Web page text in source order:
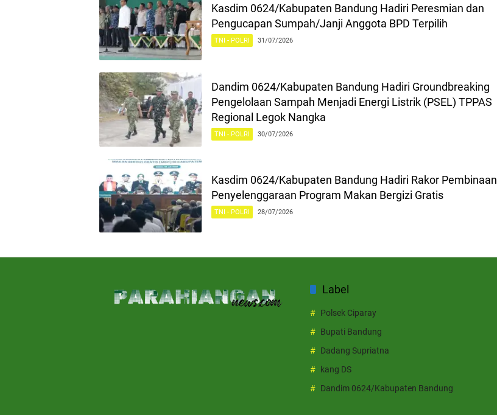
Kasdim 0624/Kabupaten Bandung Hadiri Peresmian dan
Pengucapan Sumpah/Janji Anggota BPD Terpilih
TNI - POLRI 31/07/2026
Dandim 0624/Kabupaten Bandung Hadiri Groundbreaking
Pengelolaan Sampah Menjadi Energi Listrik (PSEL) TPPAS
Regional Legok Nangka
TNI - POLRI 30/07/2026
Kasdim 0624/Kabupaten Bandung Hadiri Rakor Pembinaan
Penyelenggaraan Program Makan Bergizi Gratis
TNI - POLRI 28/07/2026
Label
Polsek Ciparay
Bupati Bandung
Dadang Supriatna
kang DS
Dandim 0624/Kabupaten Bandung